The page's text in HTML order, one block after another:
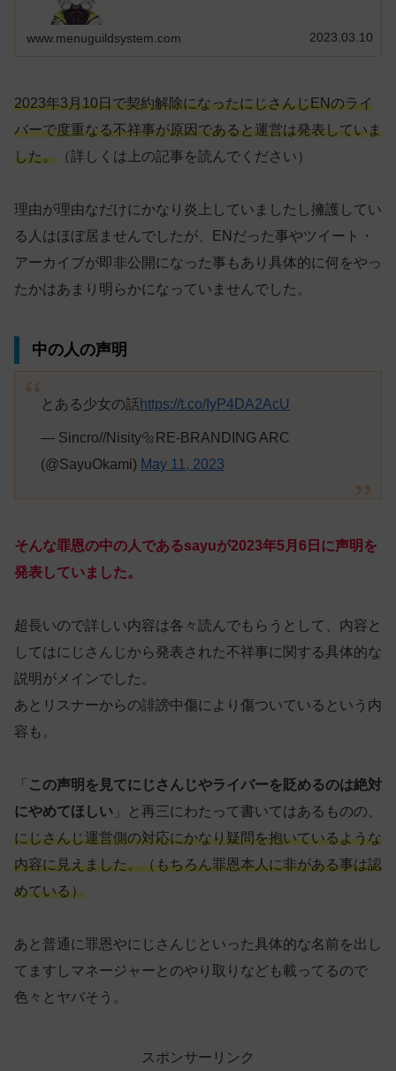
www.menuguildsystem.com 2023.03.10
2023年3月10日で契約解除になったにじさんじENのライ
バーで度重なる不祥事が原因であると運営は発表していま
した。 （詳しくは上の記事を読んでください）
理由が理由なだけにかなり炎上していましたし擁護してい
る人はほぼ居ませんでしたが、ENだった事やツイート・
アーカイブが即非公開になった事もあり具体的に何をやっ
たかはあまり明らかになっていませんでした。
中の人の声明
とある少女の話 https://t.co/IyP4DA2AcU
— Sincro//Nisity🔩RE-BRANDING ARC
(@SayuOkami) May 11, 2023
そんな罪恩の中の人であるsayuが2023年5月6日に声明を
発表していました。
超長いので詳しい内容は各々読んでもらうとして、内容と
してはにじさんじから発表された不祥事に関する具体的な
説明がメインでした。
あとリスナーからの誹謗中傷により傷ついているという内
容も。
「 この声明を見てにじさんじやライバーを貶めるのは絶対
にやめてほしい 」と再三にわたって書いてはあるものの、
にじさんじ運営側の対応にかなり疑問を抱いているような
内容に見えました。（もちろん罪恩本人に非がある事は認
めている）
あと普通に罪恩やにじさんじといった具体的な名前を出し
てますしマネージャーとのやり取りなども載ってるので
色々とヤバそう。
スポンサーリンク